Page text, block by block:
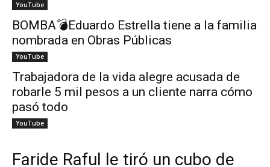
YouTube
BOMBA💣Eduardo Estrella tiene a la familia
nombrada en Obras Públicas
YouTube
Trabajadora de la vida alegre acusada de
robarle 5 mil pesos a un cliente narra cómo
pasó todo
YouTube
Faride Raful le tiró un cubo de